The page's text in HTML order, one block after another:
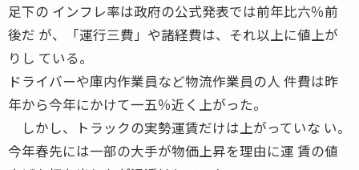
足下の インフレ率は政府の公式発表では前年比六％前
後だ が、「運行三費」や諸経費は、それ以上に値上が
りし ている。
ドライバーや庫内作業員など物流作業員の人 件費は昨
年から今年にかけて一五％近く上がった。
しかし、トラックの実勢運賃だけは上がっていな い。
今年春先には一部の大手が物価上昇を理由に運 賃の値